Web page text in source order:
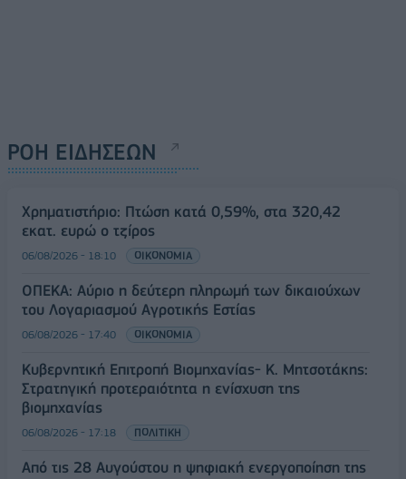
ΡΟΗ ΕΙΔΗΣΕΩΝ
Χρηματιστήριο: Πτώση κατά 0,59%, στα 320,42
εκατ. ευρώ ο τζίρος
06/08/2026 - 18:10 ΟΙΚΟΝΟΜΙΑ
ΟΠΕΚΑ: Αύριο η δεύτερη πληρωμή των δικαιούχων
του Λογαριασμού Αγροτικής Εστίας
06/08/2026 - 17:40 ΟΙΚΟΝΟΜΙΑ
Κυβερνητική Επιτροπή Βιομηχανίας- Κ. Μητσοτάκης:
Στρατηγική προτεραιότητα η ενίσχυση της
βιομηχανίας
06/08/2026 - 17:18 ΠΟΛΙΤΙΚΗ
Από τις 28 Αυγούστου η ψηφιακή ενεργοποίηση της